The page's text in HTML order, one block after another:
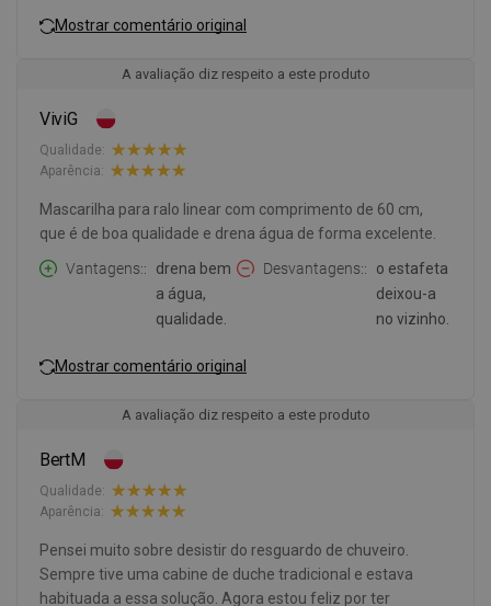
Mostrar comentário original
A avaliação diz respeito a este produto
ViviG
Qualidade:
Aparência:
Mascarilha para ralo linear com comprimento de 60 cm,
que é de boa qualidade e drena água de forma excelente.
Vantagens:
drena bem
a água,
qualidade.
Desvantagens:
o estafeta
deixou-a
no vizinho.
Mostrar comentário original
A avaliação diz respeito a este produto
BertM
Qualidade:
Aparência:
Pensei muito sobre desistir do resguardo de chuveiro.
Sempre tive uma cabine de duche tradicional e estava
habituada a essa solução. Agora estou feliz por ter